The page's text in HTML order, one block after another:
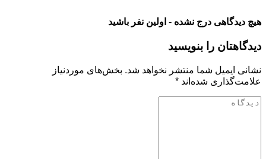
هیچ دیدگاهی درج نشده - اولین نفر باشید
دیدگاهتان را بنویسید
نشانی ایمیل شما منتشر نخواهد شد. بخش‌های موردنیاز
علامت‌گذاری شده‌اند *